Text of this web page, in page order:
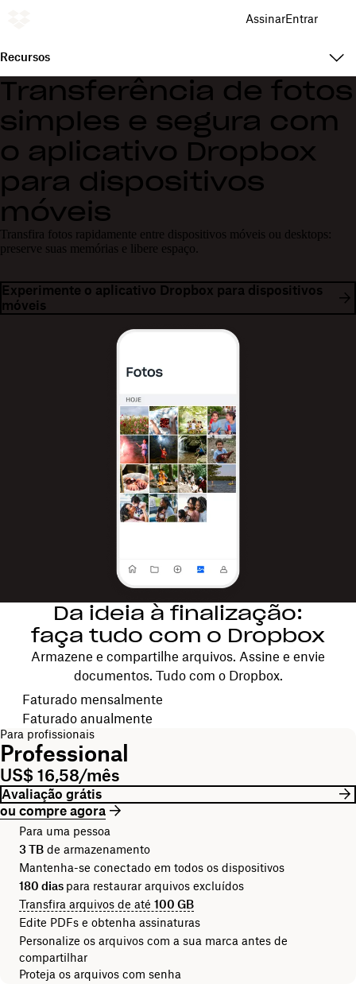
AssinarEntrar
Recursos
Transferência de fotos
simples e segura com
o aplicativo Dropbox
para dispositivos
móveis
Transfira fotos rapidamente entre dispositivos móveis ou desktops:
preserve suas memórias e libere espaço.
Experimente o aplicativo Dropbox para dispositivos
móveis
Da ideia à finalização:
faça tudo com o Dropbox
Armazene e compartilhe arquivos. Assine e envie
documentos. Tudo com o Dropbox.
Escolha seu ciclo de faturamento
Faturado mensalmente
Faturado anualmente
Para profissionais
Professional
US$ 16,58/mês
Avaliação grátis
ou compre agora
Para uma pessoa
3 TB de armazenamento
Mantenha-se conectado em todos os dispositivos
180 dias para restaurar arquivos excluídos
Transfira arquivos de até 100 GB
Edite PDFs e obtenha assinaturas
Personalize os arquivos com a sua marca antes de
compartilhar
Proteja os arquivos com senha